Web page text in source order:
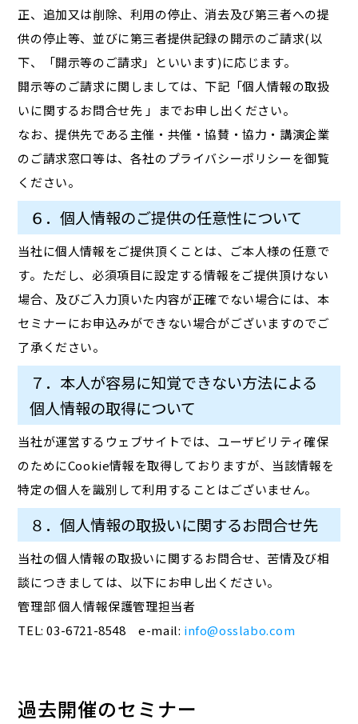
正、追加又は削除、利用の停止、消去及び第三者への提
供の停止等、並びに第三者提供記録の開示のご請求(以
下、「開示等のご請求」といいます)に応じます。
開示等のご請求に関しましては、下記「個人情報の取扱
いに関するお問合せ先 」までお申し出ください。
なお、提供先である主催・共催・協賛・協力・講演企業
のご請求窓口等は、各社のプライバシーポリシーを御覧
ください。
６．個人情報のご提供の任意性について
当社に個人情報をご提供頂くことは、ご本人様の任意で
す。ただし、必須項目に設定する情報をご提供頂けない
場合、及びご入力頂いた内容が正確でない場合には、本
セミナーにお申込みができない場合がございますのでご
了承ください。
７．本人が容易に知覚できない方法による
個人情報の取得について
当社が運営するウェブサイトでは、ユーザビリティ確保
のためにCookie情報を取得しておりますが、当該情報を
特定の個人を識別して利用することはございません。
８．個人情報の取扱いに関するお問合せ先
当社の個人情報の取扱いに関するお問合せ、苦情及び相
談につきましては、以下にお申し出ください。
管理部 個人情報保護管理担当者
TEL: 03-6721-8548 e-mail: info@osslabo.com
過去開催のセミナー